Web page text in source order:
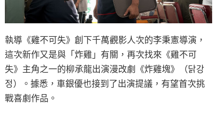
執導《雞不可失》創下千萬觀影人次的李秉憲導演，
這次新作又是與「炸雞」有關，再次找來《雞不可
失》主角之一的柳承龍出演漫改劇《炸雞塊》（닭강
정）。據悉，車銀優也接到了出演提議，有望首次挑
戰喜劇作品。